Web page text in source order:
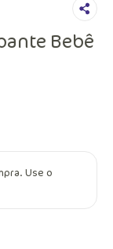
Bebê
Use o